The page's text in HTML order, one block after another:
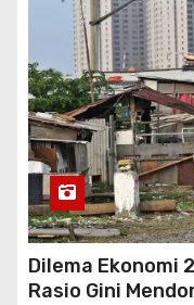
Dilema Ekonomi
Rasio Gini